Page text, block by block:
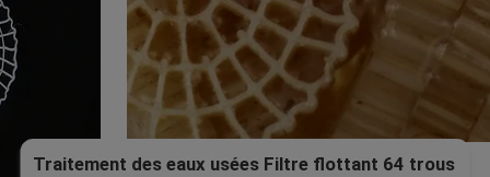
Traitement des eaux usées Filtre flottant 64 trous